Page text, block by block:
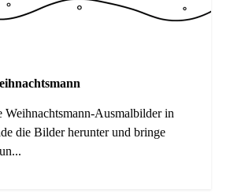
Weihnachtsmann-Ausmalbilder in
die Bilder herunter und bringe